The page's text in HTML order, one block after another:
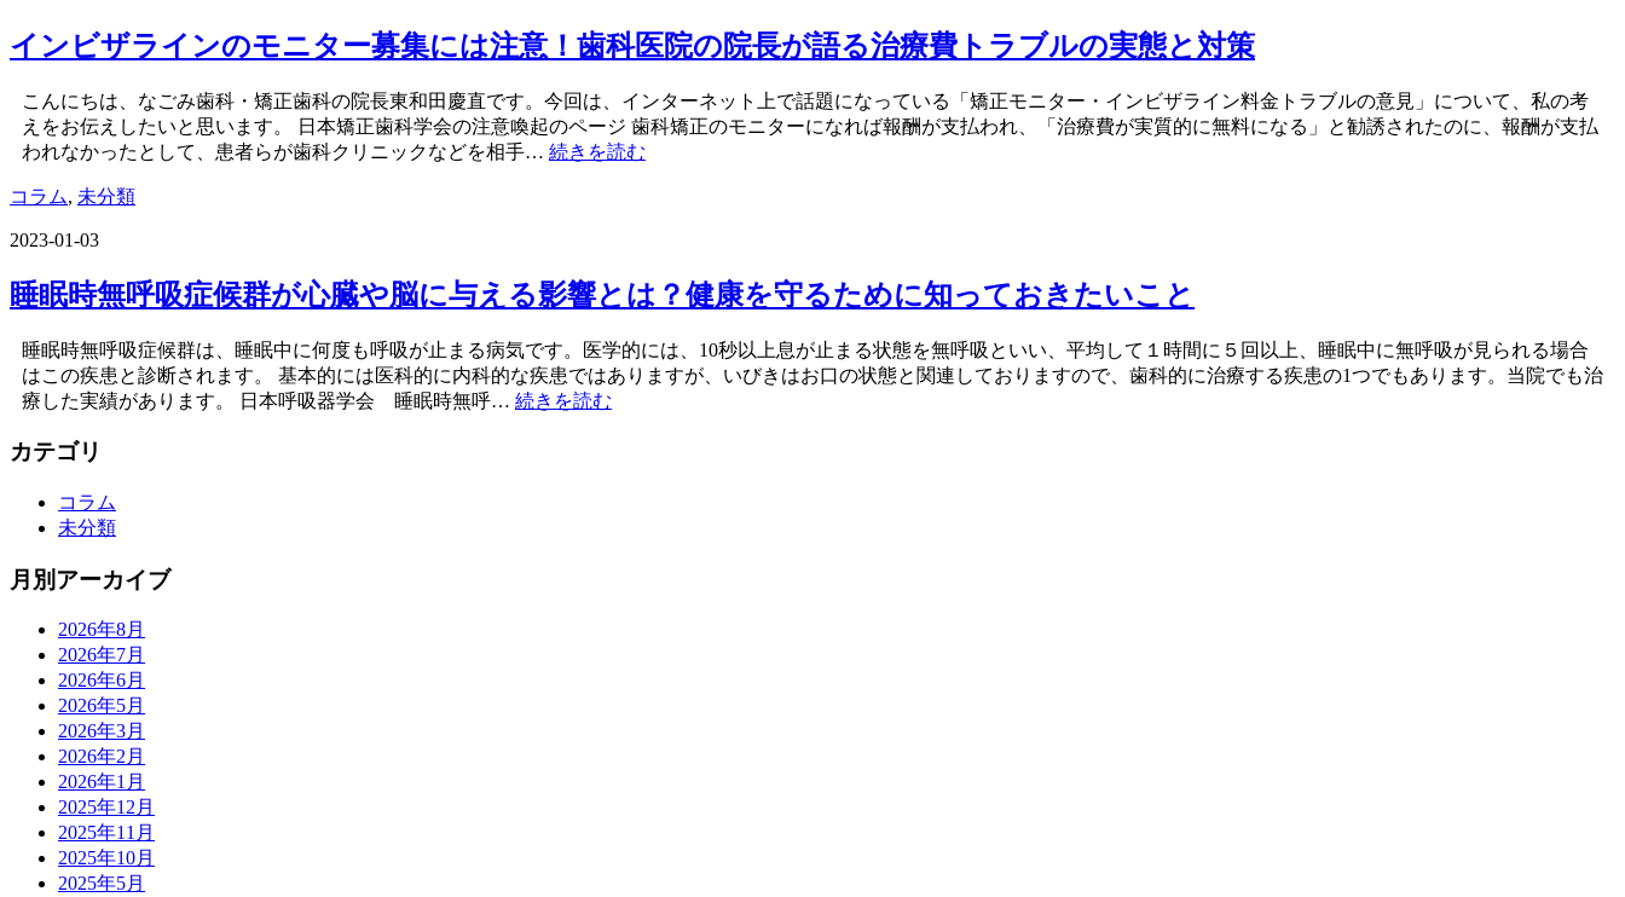
インビザラインのモニター募集には注意！歯科医院の院長が語る治療費トラブルの実態と対策
こんにちは、なごみ歯科・矯正歯科の院長東和田慶直です。今回は、インターネット上で話題になっている「矯正モニター・インビザライン料金トラブルの意見」について、私の考
えをお伝えしたいと思います。 日本矯正歯科学会の注意喚起のページ 歯科矯正のモニターになれば報酬が支払われ、「治療費が実質的に無料になる」と勧誘されたのに、報酬が支払
われなかったとして、患者らが歯科クリニックなどを相手… 続きを読む
コラム, 未分類
2023-01-03
睡眠時無呼吸症候群が心臓や脳に与える影響とは？健康を守るために知っておきたいこと
睡眠時無呼吸症候群は、睡眠中に何度も呼吸が止まる病気です。医学的には、10秒以上息が止まる状態を無呼吸といい、平均して１時間に５回以上、睡眠中に無呼吸が見られる場合
はこの疾患と診断されます。 基本的には医科的に内科的な疾患ではありますが、いびきはお口の状態と関連しておりますので、歯科的に治療する疾患の1つでもあります。当院でも治
療した実績があります。 日本呼吸器学会 睡眠時無呼… 続きを読む
カテゴリ
コラム
未分類
月別アーカイブ
2026年8月
2026年7月
2026年6月
2026年5月
2026年3月
2026年2月
2026年1月
2025年12月
2025年11月
2025年10月
2025年5月